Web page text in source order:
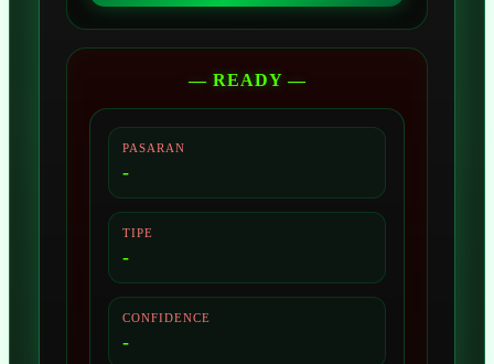
— READY —
PASARAN
-
TIPE
-
CONFIDENCE
-